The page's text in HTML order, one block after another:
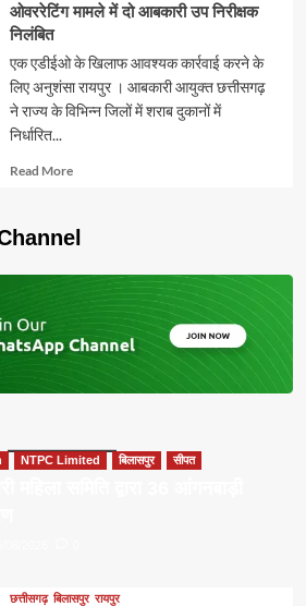
ओवररेटिंग मामले में दो आबकारी उप निरीक्षक
निलंबित
एक एडीईओ के खिलाफ आवश्यक कार्रवाई करने के
लिए अनुशंसा रायपुर । आबकारी आयुक्त छत्तीसगढ़
ने राज्य के विभिन्न जिलों में शराब दुकानों में
निर्धारित...
Read MoreRead
NTPC Limited बिलासपुर सीपत
छत्तीसगढ़ बिलासपुर रायपुर